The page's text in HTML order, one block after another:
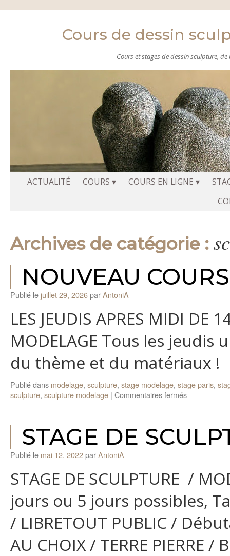
Cours de dessin
Cours et stages de dessin sculpture,
AllerACTUALITÉ COURS COURS EN LIGNE
Archives de catégorie :
NOUVEAU
Publié le juillet 29, 2026parAntoniA
LES JEUDIS APRES MIDI DE
MODELAGE Tous les
du thème et du matériaux !
Publié dans modelage, sculpture, stage modelage, stage paris,
sculpture, sculpture modelage | Commentaires ferméssur
STAGE DE
Publié le mai 12, 2022parAntoniA
STAGE DE SCULPTURE /
jours ou 5 jours possibles,
/ LIBRETOUT PUBLIC /
AU CHOIX / TERRE PIERRE /